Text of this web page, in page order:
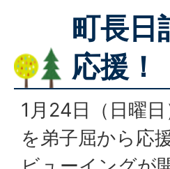
町長日
応援！
1月24日（日曜
を弟子屈から応